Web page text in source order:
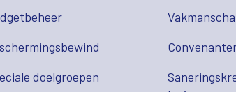
doelgroepen